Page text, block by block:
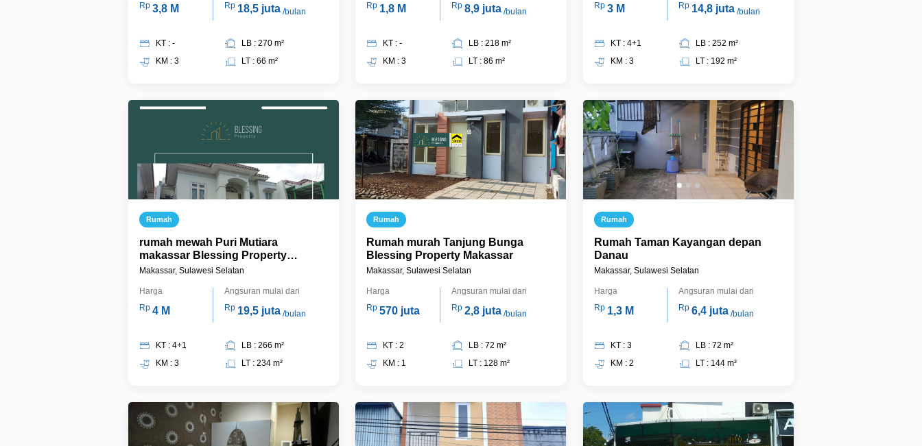
Rp 3,8 M
Rp 18,5 juta/bulan
KT : -
KM : 3
LB : 270 m²
LT : 66 m²
Rp 1,8 M
Rp8,9 juta /bulan
KT : -
KM : 3
LB : 218 m²
LT : 86 m²
Rp 3 M
Rp 14,8 juta /bulan
KT : 4+1
KM : 3
LB : 252 m²
LT : 192 m²
Rumah
rumah mewah Puri Mutiara
makassar Blessing Property
Makassar
Makassar, Sulawesi Selatan
Harga
Rp 4 M
Angsuran mulai dari
Rp 19,5 juta/bulan
KT : 4+1
KM : 3
LB : 266 m²
LT : 234 m²
Rumah
Rumah murah Tanjung Bunga
Blessing Property Makassar
Makassar, Sulawesi Selatan
Harga
Rp570 juta
Angsuran mulai dari
Rp2,8 juta /bulan
KT : 2
KM : 1
LB : 72 m²
LT : 128 m²
Rumah
Rumah Taman Kayangan depan
Danau
Makassar, Sulawesi Selatan
Harga
Rp 1,3 M
Angsuran mulai dari
Rp6,4 juta /bulan
KT : 3
KM : 2
LB : 72 m²
LT : 144 m²